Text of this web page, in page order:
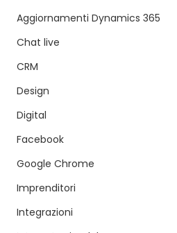
Aggiornamenti Dynamics 365
Chat live
CRM
Design
Digital
Facebook
Google Chrome
Imprenditori
Integrazioni